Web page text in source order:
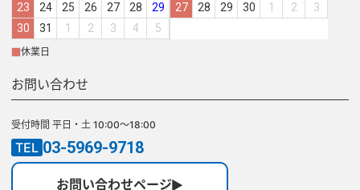
23
24 25 26 27 28
29
30
31 1 2 3 4 5
27
28 29 30 1 2 3
休業日
お問い合わせ
受付時間 平日・土 10:00～18:00
TEL 03-5969-9718
お問い合わせページ